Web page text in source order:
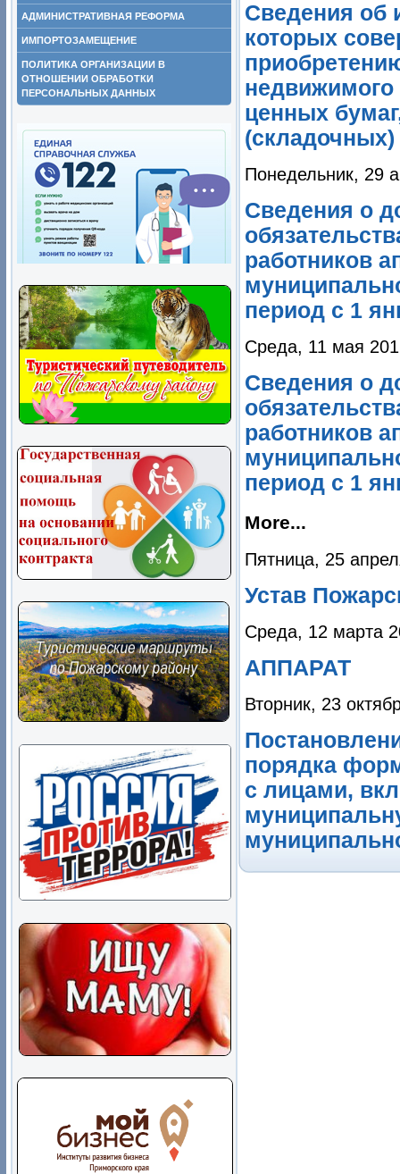
АДМИНИСТРАТИВНАЯ РЕФОРМА
ИМПОРТОЗАМЕЩЕНИЕ
ПОЛИТИКА ОРГАНИЗАЦИИ В
ОТНОШЕНИИ ОБРАБОТКИ
ПЕРСОНАЛЬНЫХ ДАННЫХ
Сведения об
которых
недвижимого
ценных
(складочных)
Понедельник, 29
Сведения о
работников
период с 1
Среда, 11 мая
Сведения о
работников
период с 1
More...
Пятница, 25
Устав
Среда, 12 марта
АППАРАТ
Вторник, 23
порядка
с лицами,